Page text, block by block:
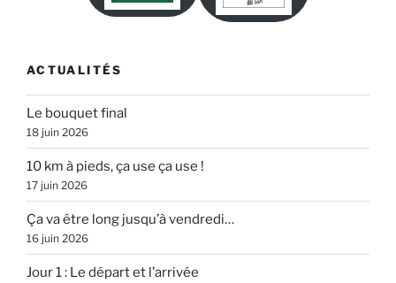
ACTUALITÉS
Le bouquet final
18 juin 2026
10 km à pieds, ça use ça use !
17 juin 2026
Ça va être long jusqu’à vendredi…
16 juin 2026
Jour 1 : Le départ et l’arrivée